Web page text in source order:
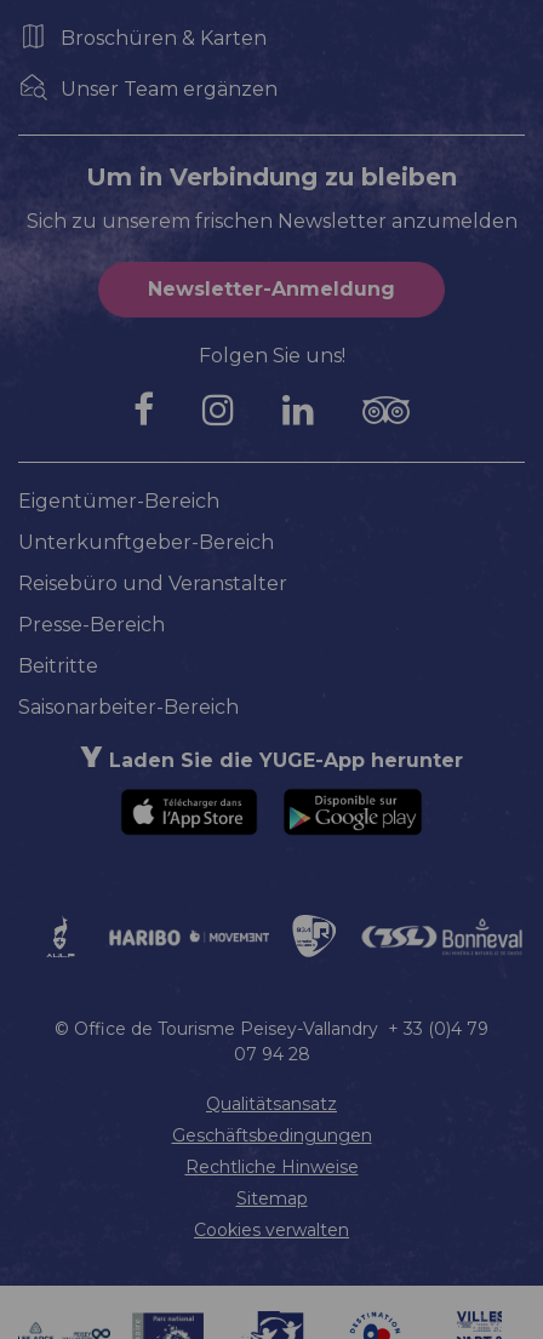
Broschüren & Karten
Unser Team ergänzen
Um in Verbindung zu bleiben
Sich zu unserem frischen Newsletter anzumelden
Newsletter-Anmeldung
Folgen Sie uns!
Eigentümer-Bereich
Unterkunftgeber-Bereich
Reisebüro und Veranstalter
Presse-Bereich
Beitritte
Saisonarbeiter-Bereich
Laden Sie die YUGE-App herunter
© Office de Tourisme Peisey-Vallandry + 33 (0)4 79
07 94 28
Qualitätsansatz
Geschäftsbedingungen
Rechtliche Hinweise
Sitemap
Cookies verwalten